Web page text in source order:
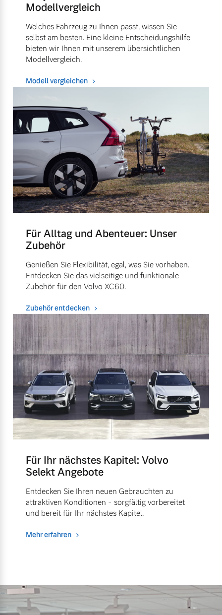
Modellvergleich
Welches Fahrzeug zu Ihnen passt, wissen Sie
selbst am besten. Eine kleine Entscheidungshilfe
bieten wir Ihnen mit unserem übersichtlichen
Modellvergleich.
Modell vergleichen
Für Alltag und Abenteuer: Unser
Zubehör
Genießen Sie Flexibilität, egal, was Sie vorhaben.
Entdecken Sie das vielseitige und funktionale
Zubehör für den Volvo XC60.
Zubehör entdecken
Für Ihr nächstes Kapitel: Volvo
Selekt Angebote
Entdecken Sie Ihren neuen Gebrauchten zu
attraktiven Konditionen - sorgfältig vorbereitet
und bereit für Ihr nächstes Kapitel.
Mehr erfahren